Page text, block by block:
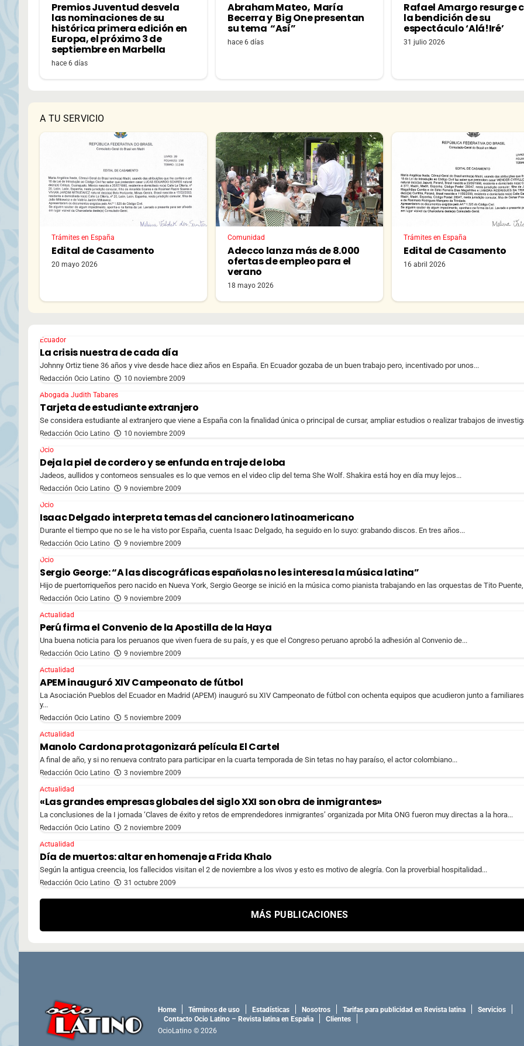
Premios Juventud desvela
las nominaciones de su
histórica primera edición en
Europa, el próximo 3 de
septiembre en Marbella
hace 6 días
Abraham Mateo, María
Becerra y Big One presentan
su tema “Así”
hace 6 días
Rafael Amargo resurge
la bendición de su
espectáculo ‘Alá!Iré’
31 julio 2026
A TU SERVICIO
Trámites en España
Edital de Casamento
20 mayo 2026
Comunidad
Adecco lanza más de 8.000
ofertas de empleo para el
verano
18 mayo 2026
Trámites en España
Edital de Casamento
16 abril 2026
Ecuador
La crisis nuestra de cada día
Johnny Ortiz tiene 36 años y vive desde hace diez años en España. En Ecuador gozaba de un buen trabajo pero, incentivado por unos...
Redacción Ocio Latino
10 noviembre 2009
Abogada Judith Tabares
Tarjeta de estudiante extranjero
Se considera estudiante al extranjero que viene a España con la finalidad única o principal de cursar, ampliar estudios o realizar trabajos de
Redacción Ocio Latino
10 noviembre 2009
Ocio
Deja la piel de cordero y se enfunda en traje de loba
Jadeos, aullidos y contorneos sensuales es lo que vemos en el video clip del tema She Wolf. Shakira está hoy en día muy lejos...
Redacción Ocio Latino
9 noviembre 2009
Ocio
Isaac Delgado interpreta temas del cancionero latinoamericano
Durante el tiempo que no se le ha visto por España, cuenta Isaac Delgado, ha seguido en lo suyo: grabando discos. En tres años...
Redacción Ocio Latino
9 noviembre 2009
Ocio
Sergio George: “A las discográficas españolas no les interesa la música latina”
Hijo de puertorriqueños pero nacido en Nueva York, Sergio George se inició en la música como pianista trabajando en las orquestas de Tito
Redacción Ocio Latino
9 noviembre 2009
Actualidad
Perú firma el Convenio de la Apostilla de la Haya
Una buena noticia para los peruanos que viven fuera de su país, y es que el Congreso peruano aprobó la adhesión al Convenio de...
Redacción Ocio Latino
9 noviembre 2009
Actualidad
APEM inauguró XIV Campeonato de fútbol
La Asociación Pueblos del Ecuador en Madrid (APEM) inauguró su XIV Campeonato de fútbol con ochenta equipos que acudieron junto a
y...
Redacción Ocio Latino
5 noviembre 2009
Actualidad
Manolo Cardona protagonizará película El Cartel
A final de año, y si no renueva contrato para participar en la cuarta temporada de Sin tetas no hay paraíso, el actor colombiano...
Redacción Ocio Latino
3 noviembre 2009
Actualidad
«Las grandes empresas globales del siglo XXI son obra de inmigrantes»
La conclusiones de la I jornada ‘Claves de éxito y retos de emprendedores inmigrantes’ organizada por Mita ONG fueron muy directas a la hora...
Redacción Ocio Latino
2 noviembre 2009
Actualidad
Día de muertos: altar en homenaje a Frida Khalo
Según la antigua creencia, los fallecidos visitan el 2 de noviembre a los vivos y esto es motivo de alegría. Con la proverbial hospitalidad...
Redacción Ocio Latino 31 octubre 2009
MÁS PUBLICACIONES
Home Términos de uso Estadísticas Nosotros Tarifas para publicidad en Revista latina
Servicios
Contacto Ocio Latino – Revista latina en España
Clientes
OcioLatino © 2026